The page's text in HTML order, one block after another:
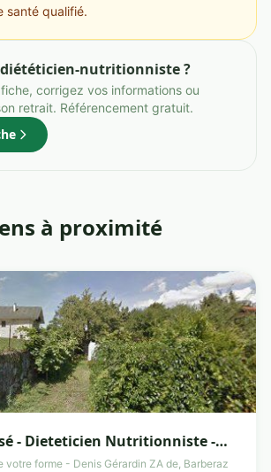
santé qualifié.
diététicien-nutritionniste ?
corrigez vos informations ou
retrait. Référencement gratuit.
à proximité
- Dieteticien Nutritionniste -
votre forme - Denis Gérardin ZA de, Barberaz